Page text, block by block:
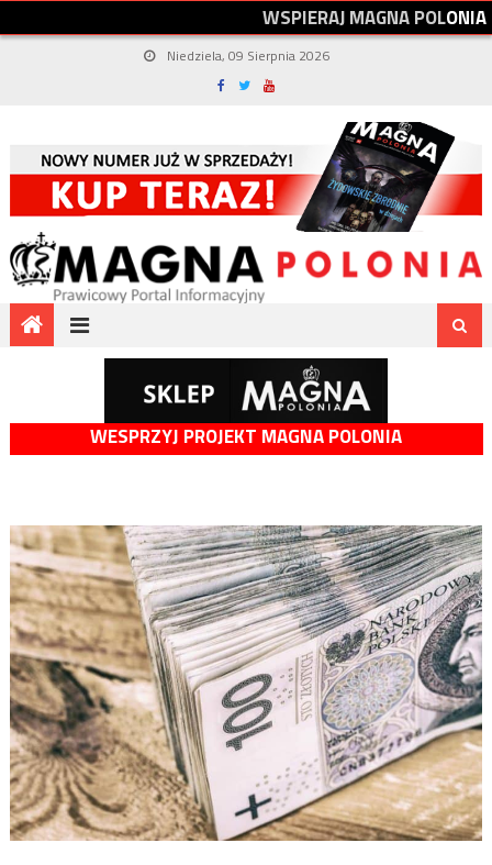
WSPIERAJMAGNAPOLONIA
Niedziela, 09 Sierpnia 2026
WESPRZYJ PROJEKT MAGNA POLONIA